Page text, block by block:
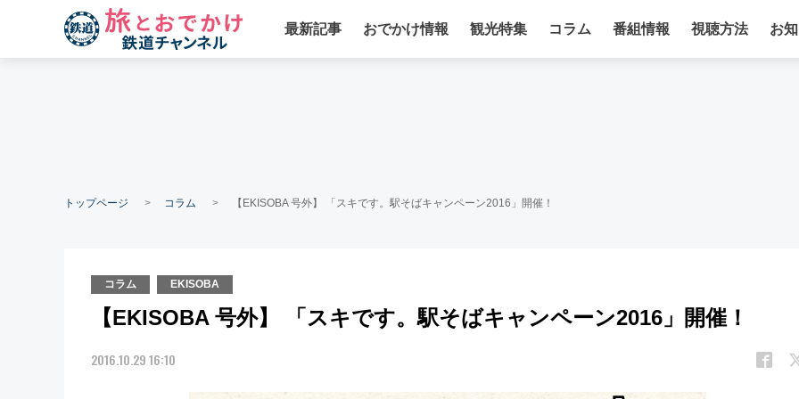
最新記事 おでかけ情報 観光特集 コラム 番組情報 視聴方法 お
トップページ コラム 【EKISOBA 号外】 「スキです。駅そばキャンペーン2016」開催！
コラム EKISOBA
【EKISOBA 号外】 「スキです。駅そばキャンペーン2016」開催！
2016.10.29 16:10